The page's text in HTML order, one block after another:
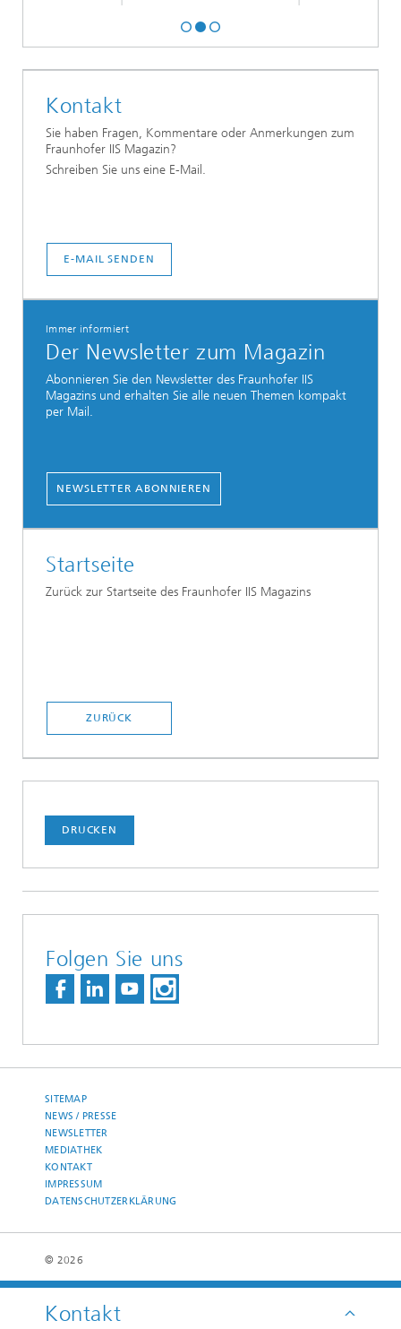
Kontakt
Sie haben Fragen, Kommentare oder Anmerkungen zum
Fraunhofer IIS Magazin?
Schreiben Sie uns eine E-Mail.
E-MAIL SENDEN
Immer informiert
Der Newsletter zum Magazin
Abonnieren Sie den Newsletter des Fraunhofer IIS
Magazins und erhalten Sie alle neuen Themen kompakt
per Mail.
NEWSLETTER ABONNIEREN
Startseite
Zurück zur Startseite des Fraunhofer IIS Magazins
ZURÜCK
Kontakt
DRUCKEN
Folgen Sie uns
SITEMAP
NEWS / PRESSE
NEWSLETTER
MEDIATHEK
KONTAKT
IMPRESSUM
DATENSCHUTZERKLÄRUNG
© 2026